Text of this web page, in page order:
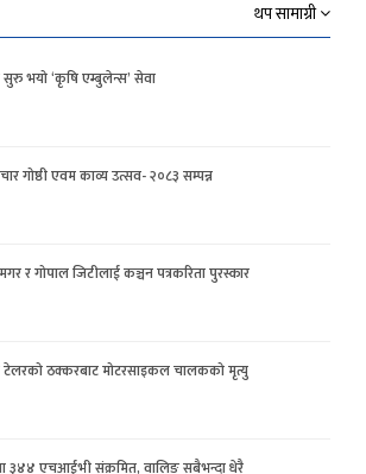
थप सामाग्री
सुरु भयो ‘कृषि एम्बुलेन्स’ सेवा
गोष्ठी एवम काव्य उत्सव- २०८३ सम्पन्न
र गोपाल जिटीलाई कञ्चन पत्रकरिता पुरस्कार
टेलरको ठक्करबाट मोटरसाइकल चालकको मृत्यु
३४४ एचआईभी संक्रमित, वालिङ सबैभन्दा धेरै